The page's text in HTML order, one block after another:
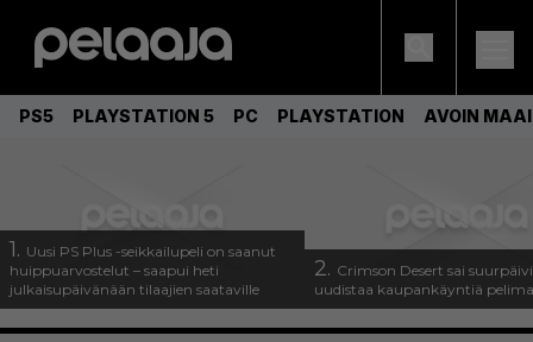
PS5 PLAYSTATION 5 PC PLAYSTATION AVOIN
1. Uusi PS Plus -seikkailupeli on saanut
huippuarvostelut – saapui heti
julkaisupäivänään tilaajien saataville
2. Crimson Desert sai
uudistaa kaupankäyntiä